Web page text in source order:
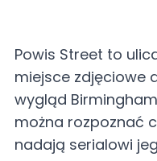
Powis Street to
miejsce zdjęciowe
wygląd
można rozpoznać
nadają serialowi